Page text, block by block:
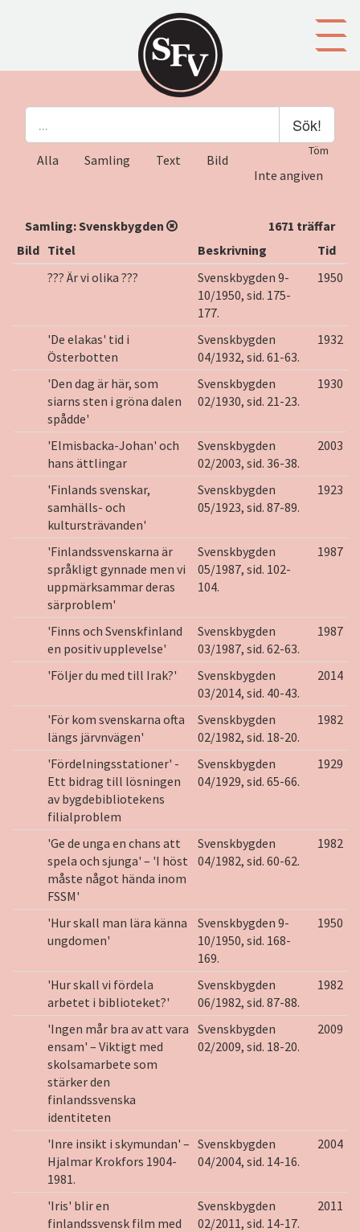
Sök!
Töm
Alla Samling Text
Bild
Inte angiven
Samling:Svenskbygden
1671 träffar
Bild Titel Beskrivning
Tid
??? Är vi olika ???
Svenskbygden 9-
10/1950, sid. 175-
177.
1950
'De elakas' tid i
Österbotten
Svenskbygden
04/1932, sid. 61-63.
1932
'Den dag är här, som
siarns sten i gröna dalen
spådde'
Svenskbygden
02/1930, sid. 21-23.
1930
'Elmisbacka-Johan' och
hans ättlingar
Svenskbygden
02/2003, sid. 36-38.
2003
'Finlands svenskar,
samhälls- och
kultursträvanden'
Svenskbygden
05/1923, sid. 87-89.
1923
'Finlandssvenskarna är
språkligt gynnade men vi
uppmärksammar deras
särproblem'
Svenskbygden
05/1987, sid. 102-
104.
1987
'Finns och Svenskfinland
en positiv upplevelse'
Svenskbygden
03/1987, sid. 62-63.
1987
'Följer du med till Irak?'
Svenskbygden
03/2014, sid. 40-43.
2014
'För kom svenskarna ofta
längs järvnvägen'
Svenskbygden
02/1982, sid. 18-20.
1982
'Fördelningsstationer' -
Ett bidrag till lösningen
av bygdebibliotekens
filialproblem
Svenskbygden
04/1929, sid. 65-66.
1929
'Ge de unga en chans att
spela och sjunga' – 'I höst
måste något hända inom
FSSM'
Svenskbygden
04/1982, sid. 60-62.
1982
'Hur skall man lära känna
ungdomen'
Svenskbygden 9-
10/1950, sid. 168-
169.
1950
'Hur skall vi fördela
arbetet i biblioteket?'
Svenskbygden
06/1982, sid. 87-88.
1982
'Ingen mår bra av att vara
ensam' – Viktigt med
skolsamarbete som
stärker den
finlandssvenska
identiteten
Svenskbygden
02/2009, sid. 18-20.
2009
'Inre insikt i skymundan' –
Hjalmar Krokfors 1904-
1981.
Svenskbygden
04/2004, sid. 14-16.
2004
'Iris' blir en
finlandssvensk film med
Svenskbygden
02/2011, sid. 14-17.
2011